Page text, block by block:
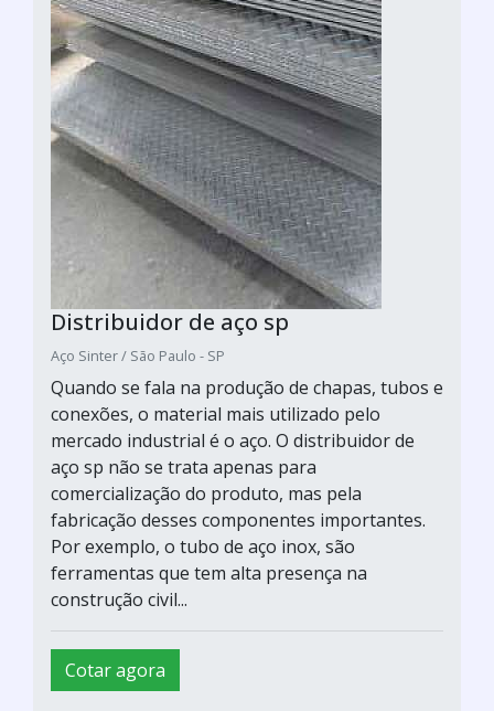
Distribuidor de aço sp
Aço Sinter / São Paulo - SP
Quando se fala na produção de chapas, tubos e
conexões, o material mais utilizado pelo
mercado industrial é o aço. O distribuidor de
aço sp não se trata apenas para
comercialização do produto, mas pela
fabricação desses componentes importantes.
Por exemplo, o tubo de aço inox, são
ferramentas que tem alta presença na
construção civil...
Cotar agora